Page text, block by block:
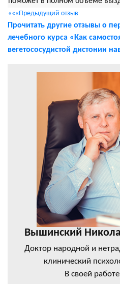
«««Предыдущий отзыв
Прочитать другие отзывы о
лечебного курса «Как
вегетососудистой дистонии
Вышинский
Доктор народной и
клинический
В своей